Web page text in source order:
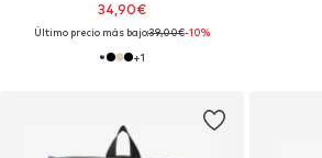
34,90€
Último precio más bajo:39,00€-10%
+1